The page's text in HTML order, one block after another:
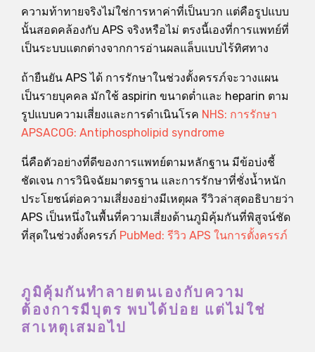
ความท้าทายจริงไม่ใช่การหาค่าที่เป็นบวก แต่คือรูปแบบ
นั้นสอดคล้องกับ APS จริงหรือไม่ ตรงนี้เองที่การแพทย์ที่
เป็นระบบแตกต่างจากการอ่านผลแล็บแบบไร้ทิศทาง
ถ้ายืนยัน APS ได้ การรักษาในช่วงตั้งครรภ์จะวางแผน
เป็นรายบุคคล มักใช้ aspirin ขนาดต่ำและ heparin ตาม
รูปแบบความเสี่ยงและการดำเนินโรค NHS: การรักษา
APSACOG: Antiphospholipid syndrome
นี่คือตัวอย่างที่ดีของการแพทย์ตามหลักฐาน มีข้อบ่งชี้
ชัดเจน การวินิจฉัยมาตรฐาน และการรักษาที่ชั่งน้ำหนัก
ประโยชน์ต่อความเสี่ยงอย่างมีเหตุผล รีวิวล่าสุดอธิบายว่า
APS เป็นหนึ่งในพื้นที่ความเสี่ยงด้านภูมิคุ้มกันที่พิสูจน์ชัด
ที่สุดในช่วงตั้งครรภ์ PubMed: รีวิว APS ในการตั้งครรภ์
ภูมิคุ้มกันทำลายตนเองกับความ
ต้องการมีบุตร พบได้บ่อย แต่ไม่ใช่
สาเหตุเสมอไป